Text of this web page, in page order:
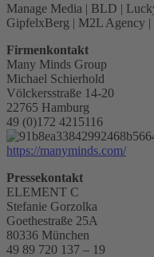
Manage Media | BLD |
GipfelxBerg | M2L Agency |
Firmenkontakt
Many Minds Group
Michael Schierhold
Völckersstraße 14-20
22765 Hamburg
49 (0)172 4215116
https://manyminds.com/
Pressekontakt
ELEMENT C
Stefanie Gorzolka
Goethestraße 25A
80336 München
49 89 720 137 – 19